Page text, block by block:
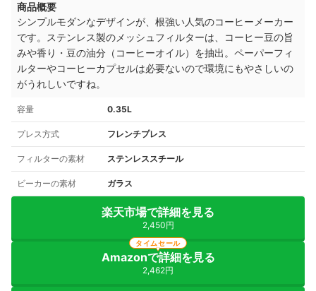
商品概要
シンプルモダンなデザインが、根強い人気のコーヒーメーカー
です。ステンレス製のメッシュフィルターは、コーヒー豆の旨
みや香り・豆の油分（コーヒーオイル）を抽出。ペーパーフィ
ルターやコーヒーカプセルは必要ないので環境にもやさしいの
がうれしいですね。
容量 0.35L
プレス方式 フレンチプレス
フィルターの素材 ステンレススチール
ビーカーの素材 ガラス
楽天市場で詳細を見る
2,450円
Amazonで詳細を見る
2,462円
タイムセール